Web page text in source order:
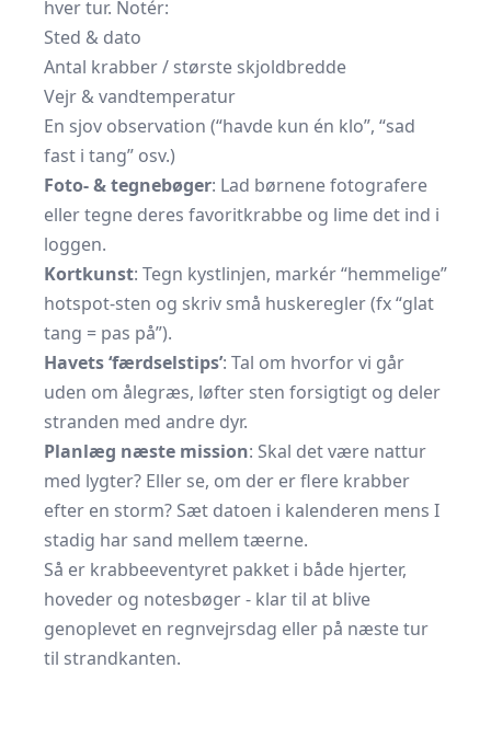
hver tur. Notér:
Sted & dato
Antal krabber / største skjoldbredde
Vejr & vandtemperatur
En sjov observation (“havde kun én klo”, “sad
fast i tang” osv.)
Foto- & tegnebøger: Lad børnene fotografere
eller tegne deres favoritkrabbe og lime det ind i
loggen.
Kortkunst: Tegn kystlinjen, markér “hemmelige”
hotspot-sten og skriv små huskeregler (fx “glat
tang = pas på”).
Havets ‘færdselstips’: Tal om hvorfor vi går
uden om ålegræs, løfter sten forsigtigt og deler
stranden med andre dyr.
Planlæg næste mission: Skal det være nattur
med lygter? Eller se, om der er flere krabber
efter en storm? Sæt datoen i kalenderen mens I
stadig har sand mellem tæerne.
Så er krabbeeventyret pakket i både hjerter,
hoveder og notesbøger - klar til at blive
genoplevet en regnvejrsdag eller på næste tur
til strandkanten.